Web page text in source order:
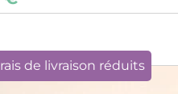
de livraison réduits